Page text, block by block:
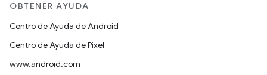
OBTENER AYUDA
Centro de Ayuda de Android
Centro de Ayuda de Pixel
www.android.com